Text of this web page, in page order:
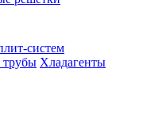
систем
Хладагенты